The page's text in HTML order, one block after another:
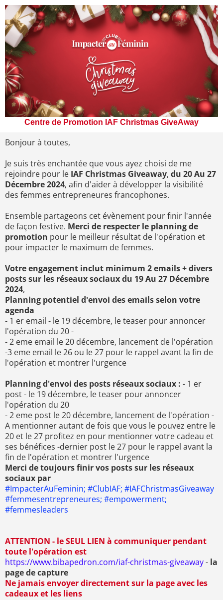
Centre de Promotion IAF Christmas GiveAway
Bonjour à toutes,
Je suis très enchantée que vous ayez choisi de me
rejoindre pour le IAF Christmas Giveaway, du 20 Au 27
Décembre 2024, afin d'aider à développer la visibilité
des femmes entrepreneures francophones.
Ensemble partageons cet évènement pour finir l'année
de façon festive. Merci de respecter le planning de
promotion pour le meilleur résultat de l'opération et
pour impacter le maximum de femmes.
Votre engagement inclut minimum 2 emails + divers
posts sur les réseaux sociaux du 19 Au 27 Décembre
2024,
Planning potentiel d'envoi des emails selon votre
agenda
- 1 er email - le 19 décembre, le teaser pour annoncer
l'opération du 20 -
- 2 eme email le 20 décembre, lancement de l'opération
-3 eme email le 26 ou le 27 pour le rappel avant la fin de
l'opération et montrer l'urgence
Planning d'envoi des posts réseaux sociaux : - 1 er
post - le 19 décembre, le teaser pour annoncer
l'opération du 20
- 2 eme post le 20 décembre, lancement de l'opération -
A mentionner autant de fois que vous le pouvez entre le
20 et le 27 profitez en pour mentionner votre cadeau et
ses bénéfices -dernier post le 27 pour le rappel avant la
fin de l'opération et montrer l'urgence
Merci de toujours finir vos posts sur les réseaux
sociaux par
#ImpacterAuFeminin; #ClubIAF; #IAFChristmasGiveaway
#femmesentrepreneures; #empowerment;
#femmesleaders
ATTENTION - le SEUL LIEN à communiquer pendant
toute l'opération est
https://www.bibapedron.com/iaf-christmas-giveaway- la
page de capture
Ne jamais envoyer directement sur la page avec les
cadeaux et les liens